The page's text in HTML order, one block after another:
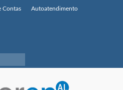
Contas Autoatendimento